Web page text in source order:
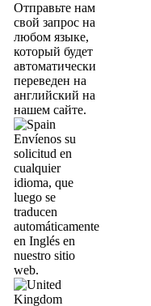
Отправьте нам
свой запрос на
любом языке,
который будет
автоматически
переведен на
английский на
нашем сайте.
Envíenos su
solicitud en
cualquier
idioma, que
luego se
traducen
automáticamente
en Inglés en
nuestro sitio
web.